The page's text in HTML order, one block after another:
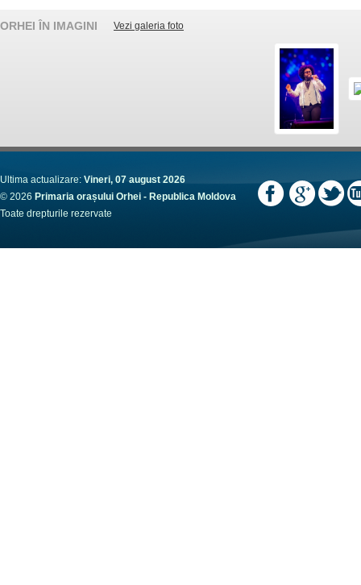
ORHEI ÎN IMAGINI Vezi galeria foto
Ultima actualizare: Vineri, 07 august 2026
© 2026 Primaria orașului Orhei - Republica Moldova
Toate drepturile rezervate